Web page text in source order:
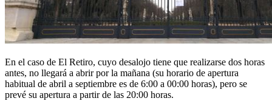
En el caso de El Retiro, cuyo desalojo tiene que realizarse dos horas
antes, no llegará a abrir por la mañana (su horario de apertura
habitual de abril a septiembre es de 6:00 a 00:00 horas), pero se
prevé su apertura a partir de las 20:00 horas.